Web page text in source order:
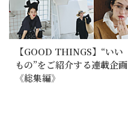
【GOOD THINGS】“いい
もの”をご紹介する連載企画
《総集編》